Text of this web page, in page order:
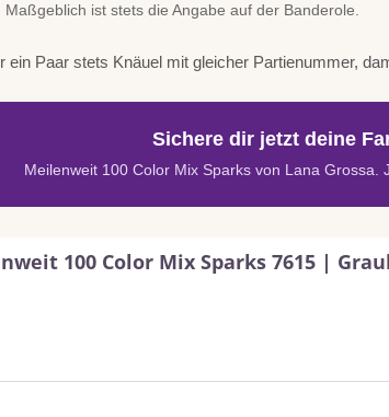
ist stets die Angabe auf der Banderole.
ein Paar stets Knäuel mit gleicher Partienummer,
Sichere dir jetzt deine
Meilenweit 100 Color Mix Sparks von Lana Grossa.
100 Color Mix Sparks 7615 |